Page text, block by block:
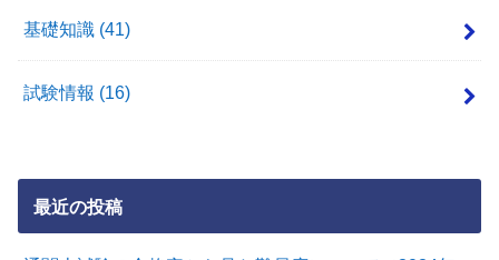
基礎知識 (41)
試験情報 (16)
最近の投稿